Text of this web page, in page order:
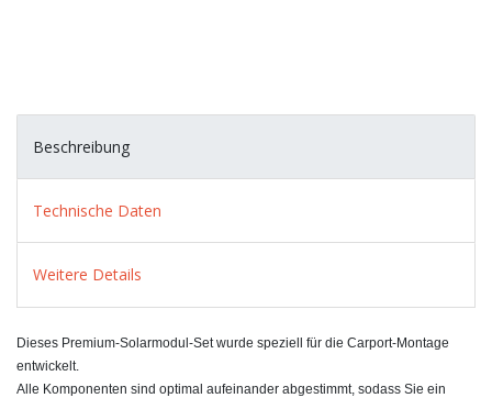
Beschreibung
Technische Daten
Weitere Details
Dieses Premium‑Solarmodul‑Set wurde speziell für die Carport‑Montage
entwickelt.
Alle Komponenten sind optimal aufeinander abgestimmt, sodass Sie ein